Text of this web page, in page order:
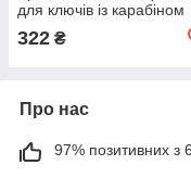
для ключів із карабіном
322 ₴
Про нас
97% позитивних з